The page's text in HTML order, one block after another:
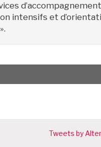
d’accompagnement
intensifs et
Tweets by